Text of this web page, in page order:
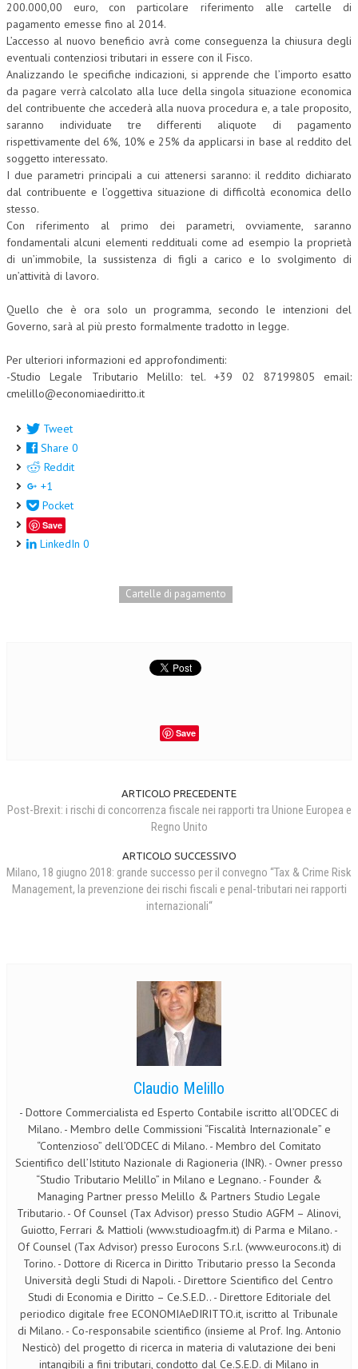
CORPORATE SOCIAL RESPONSIBILITY
ECONOMIA DELL’ARTE
INTERNAZIONALIZZAZIONE
HUMAN RESOURCES
RISORSE UMANE
MARKETING
TREASURY IN FINANCIAL SERVICES
RISK MANAGEMENT
SVILUPPO SOSTENIBILE
L’UMANISTA
DIRITTO PENALE D’IMPRESA
DIRITTO DELLE IMPRESE IN CRISI
SICUREZZA SUL LAVORO
DIRITTO TRIBUTARIO
CRIMINOLOGIA TRIBUTARIA
AMMINISTRATIVA
EUROPEA
ARCHIVIO EVENTI (FINO AL 2022)
PUBBLICAZIONI
BOLLETTINO FINANZIAMENTI
TELEGRAM
DOCUMENTI
MANUALI E MONOGRAFIE
TESI DI LAUREA
MATERIALE DIDATTICO
INVITI E PROMOZIONI
200.000,00 euro, con particolare riferimento alle cartelle di
pagamento emesse fino al 2014.
L’accesso al nuovo beneficio avrà come conseguenza la chiusura degli
eventuali contenziosi tributari in essere con il Fisco.
Analizzando le specifiche indicazioni, si apprende che l’importo esatto
da pagare verrà calcolato alla luce della singola situazione economica
del contribuente che accederà alla nuova procedura e, a tale proposito,
saranno individuate tre differenti aliquote di pagamento
rispettivamente del 6%, 10% e 25% da applicarsi in base al reddito del
soggetto interessato.
I due parametri principali a cui attenersi saranno: il reddito dichiarato
dal contribuente e l’oggettiva situazione di difficoltà economica dello
stesso.
Con riferimento al primo dei parametri, ovviamente, saranno
fondamentali alcuni elementi reddituali come ad esempio la proprietà
di un’immobile, la sussistenza di figli a carico e lo svolgimento di
un’attività di lavoro.
Quello che è ora solo un programma, secondo le intenzioni del
Governo, sarà al più presto formalmente tradotto in legge.
Per ulteriori informazioni ed approfondimenti:
-Studio Legale Tributario Melillo: tel. +39 02 87199805 email:
cmelillo@economiaediritto.it
Tweet
Share 0
Reddit
+1
Pocket
Save
LinkedIn 0
Cartelle di pagamento
Save
ARTICOLO PRECEDENTE
Post-Brexit: i rischi di concorrenza fiscale nei rapporti tra Unione Europea e
Regno Unito
ARTICOLO SUCCESSIVO
Milano, 18 giugno 2018: grande successo per il convegno “Tax & Crime Risk
Management, la prevenzione dei rischi fiscali e penal-tributari nei rapporti
internazionali“
Claudio Melillo
- Dottore Commercialista ed Esperto Contabile iscritto all’ODCEC di
Milano. - Membro delle Commissioni “Fiscalità Internazionale” e
“Contenzioso” dell’ODCEC di Milano. - Membro del Comitato
Scientifico dell’Istituto Nazionale di Ragioneria (INR). - Owner presso
“Studio Tributario Melillo” in Milano e Legnano. - Founder &
Managing Partner presso Melillo & Partners Studio Legale
Tributario. - Of Counsel (Tax Advisor) presso Studio AGFM – Alinovi,
Guiotto, Ferrari & Mattioli (www.studioagfm.it) di Parma e Milano. -
Of Counsel (Tax Advisor) presso Eurocons S.r.l. (www.eurocons.it) di
Torino. - Dottore di Ricerca in Diritto Tributario presso la Seconda
Università degli Studi di Napoli. - Direttore Scientifico del Centro
Studi di Economia e Diritto – Ce.S.E.D.. - Direttore Editoriale del
periodico digitale free ECONOMIAeDIRITTO.it, iscritto al Tribunale
di Milano. - Co-responsabile scientifico (insieme al Prof. Ing. Antonio
Nesticò) del progetto di ricerca in materia di valutazione dei beni
intangibili a fini tributari, condotto dal Ce.S.E.D. di Milano in